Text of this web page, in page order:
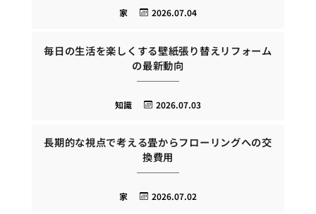
2026.07.04
家
毎日の生活を楽しくする壁紙張り替えリフォーム
の最新動向
2026.07.03
知識
長期的な視点で考える畳からフローリングへの交
換費用
2026.07.02
家